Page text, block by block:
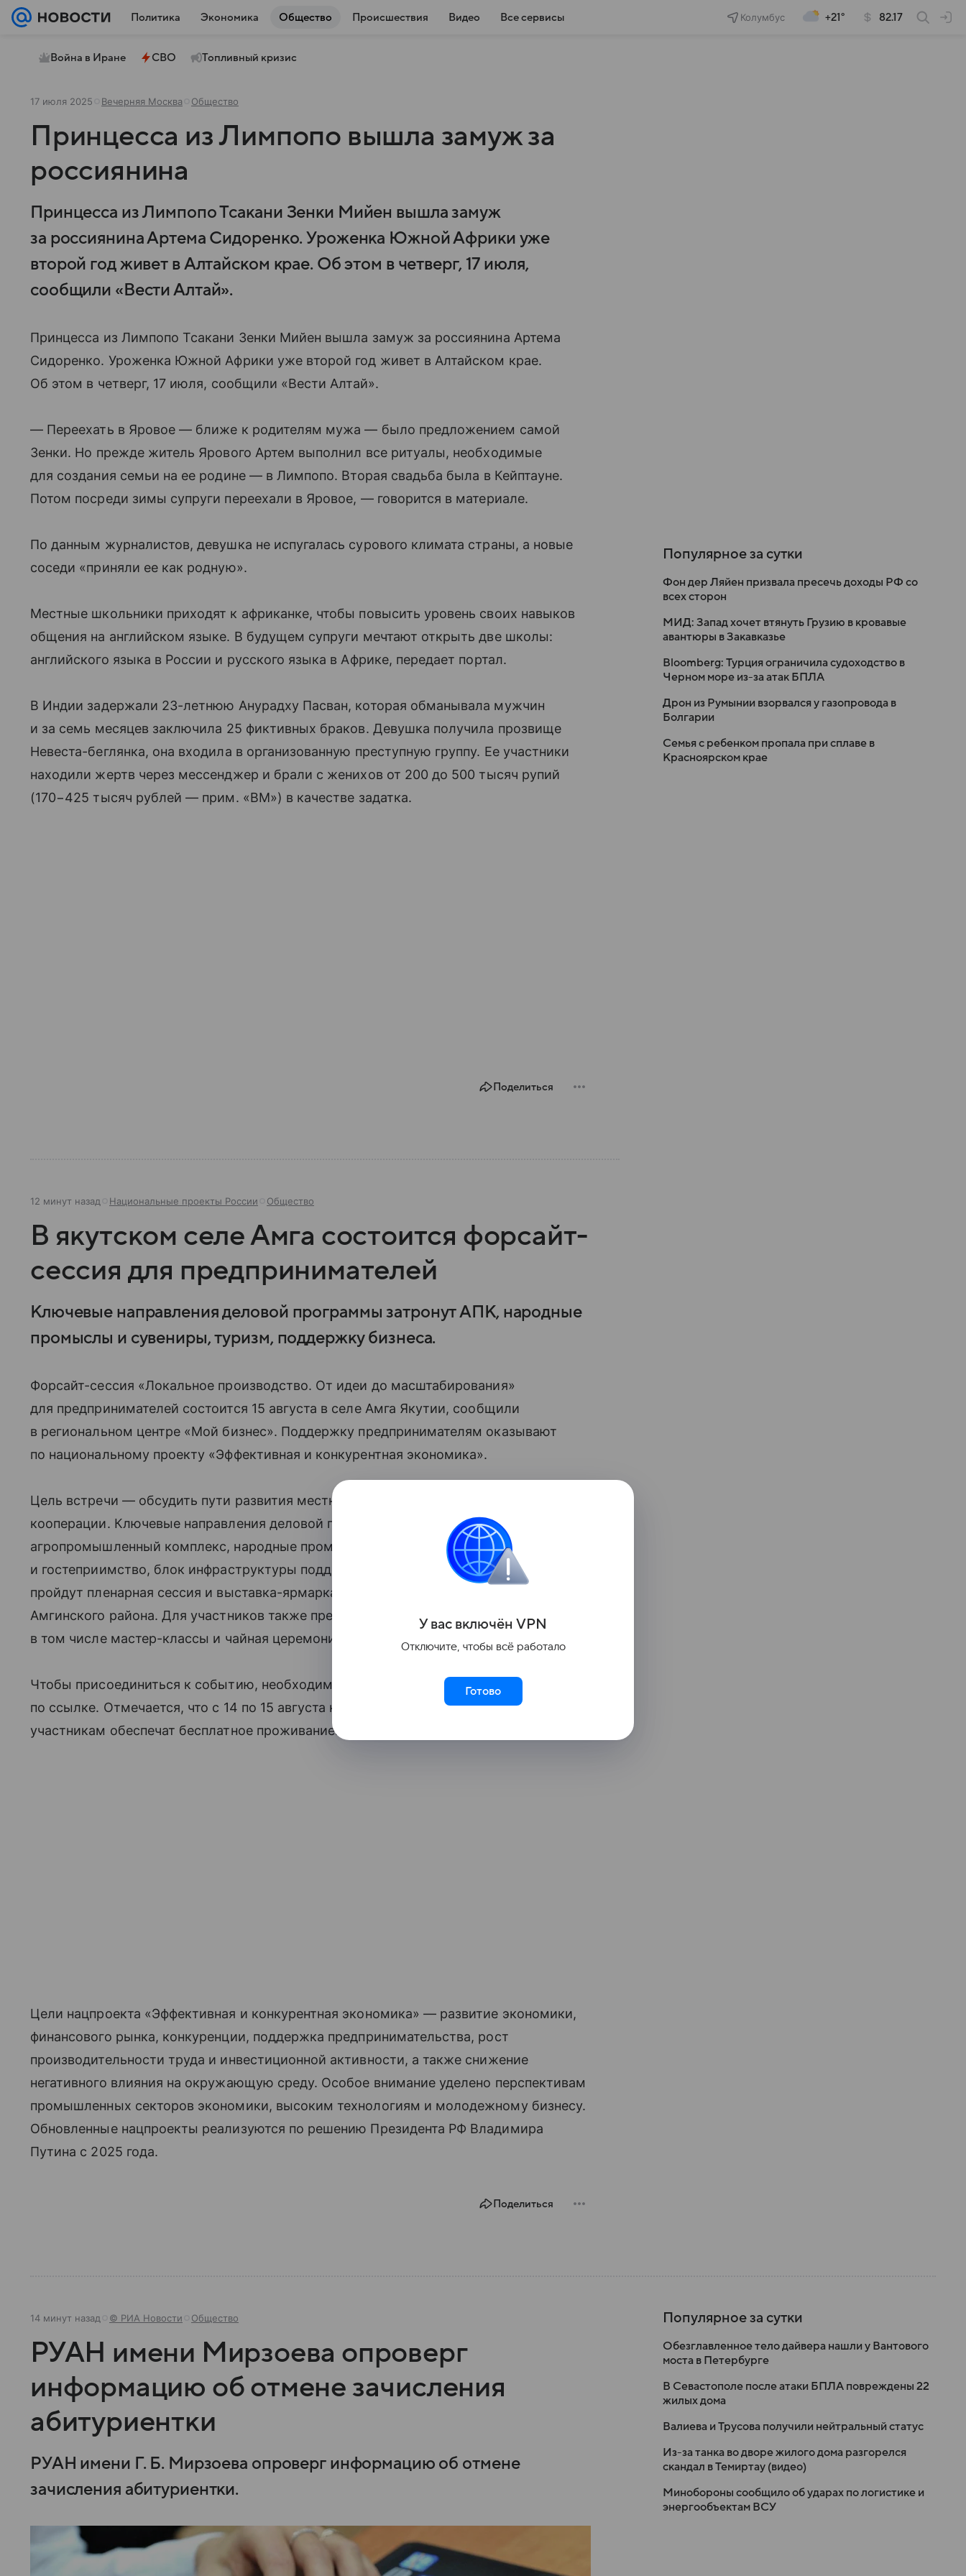
Политика Экономика Общество Происшествия Видео Все сервисы Колумбус +21° 82.17
Война в Иране СВО Топливный кризис
17 июля 2025 Вечерняя Москва Общество
Принцесса из Лимпопо вышла замуж за
россиянина
Принцесса из Лимпопо Тсакани Зенки Мийен вышла замуж
за россиянина Артема Сидоренко. Уроженка Южной Африки уже
второй год живет в Алтайском крае. Об этом в четверг, 17 июля,
сообщили «Вести Алтай».
Принцесса из Лимпопо Тсакани Зенки Мийен вышла замуж за россиянина Артема
Сидоренко. Уроженка Южной Африки уже второй год живет в Алтайском крае.
Об этом в четверг, 17 июля, сообщили «Вести Алтай».
— Переехать в Яровое — ближе к родителям мужа — было предложением самой
Зенки. Но прежде житель Ярового Артем выполнил все ритуалы, необходимые
для создания семьи на ее родине — в Лимпопо. Вторая свадьба была в Кейптауне.
Потом посреди зимы супруги переехали в Яровое, — говорится в материале.
По данным журналистов, девушка не испугалась сурового климата страны, а новые
соседи «приняли ее как родную».
Местные школьники приходят к африканке, чтобы повысить уровень своих навыков
общения на английском языке. В будущем супруги мечтают открыть две школы:
английского языка в России и русского языка в Африке, передает портал.
В Индии задержали 23-летнюю Анурадху Пасван, которая обманывала мужчин
и за семь месяцев заключила 25 фиктивных браков. Девушка получила прозвище
Невеста-беглянка, она входила в организованную преступную группу. Ее участники
находили жертв через мессенджер и брали с женихов от 200 до 500 тысяч рупий
(170−425 тысяч рублей — прим. «ВМ») в качестве задатка.
Поделиться
12 минут назад Национальные проекты России Общество
В якутском селе Амга состоится форсайт-
сессия для предпринимателей
Ключевые направления деловой программы затронут АПК, народные
промыслы и сувениры, туризм, поддержку бизнеса.
Форсайт-сессия «Локальное производство. От идеи до масштабирования»
для предпринимателей состоится 15 августа в селе Амга Якутии, сообщили
в региональном центре «Мой бизнес». Поддержку предпринимателям оказывают
по национальному проекту «Эффективная и конкурентная экономика».
Цель встречи — обсудить пути развития местного производства и вопросы
кооперации. Ключевые направления деловой программы затронут
агропромышленный комплекс, народные промыслы и сувениры, туризм
и гостеприимство, блок инфраструктуры поддержки бизнеса. В день мероприятия
пройдут пленарная сессия и выставка-ярмарка продукции предпринимателей
Амгинского района. Для участников также предусмотрена культурная программа,
в том числе мастер-классы и чайная церемония.
Чтобы присоединиться к событию, необходимо предварительно зарегистрироваться
по ссылке. Отмечается, что с 14 по 15 августа на базе «Станция юных туристов»
участникам обеспечат бесплатное проживание.
Цели нацпроекта «Эффективная и конкурентная экономика» — развитие экономики,
финансового рынка, конкуренции, поддержка предпринимательства, рост
производительности труда и инвестиционной активности, а также снижение
негативного влияния на окружающую среду. Особое внимание уделено перспективам
промышленных секторов экономики, высоким технологиям и молодежному бизнесу.
Обновленные нацпроекты реализуются по решению Президента РФ Владимира
Путина с 2025 года.
Поделиться
Популярное за сутки
Фон дер Ляйен призвала пресечь доходы РФ со
всех сторон
МИД: Запад хочет втянуть Грузию в кровавые
авантюры в Закавказье
Bloomberg: Турция ограничила судоходство в
Черном море из-за атак БПЛА
Дрон из Румынии взорвался у газопровода в
Болгарии
Семья с ребенком пропала при сплаве в
Красноярском крае
14 минут назад © РИА Новости Общество
РУАН имени Мирзоева опроверг
информацию об отмене зачисления
абитуриентки
РУАН имени Г. Б. Мирзоева опроверг информацию об отмене
зачисления абитуриентки.
Популярное за сутки
Обезглавленное тело дайвера нашли у Вантового
моста в Петербурге
В Севастополе после атаки БПЛА повреждены 22
жилых дома
Валиева и Трусова получили нейтральный статус
Из-за танка во дворе жилого дома разгорелся
скандал в Темиртау (видео)
Минобороны сообщило об ударах по логистике и
энергообъектам ВСУ
У вас включён VPN
Отключите, чтобы всё работало
Готово